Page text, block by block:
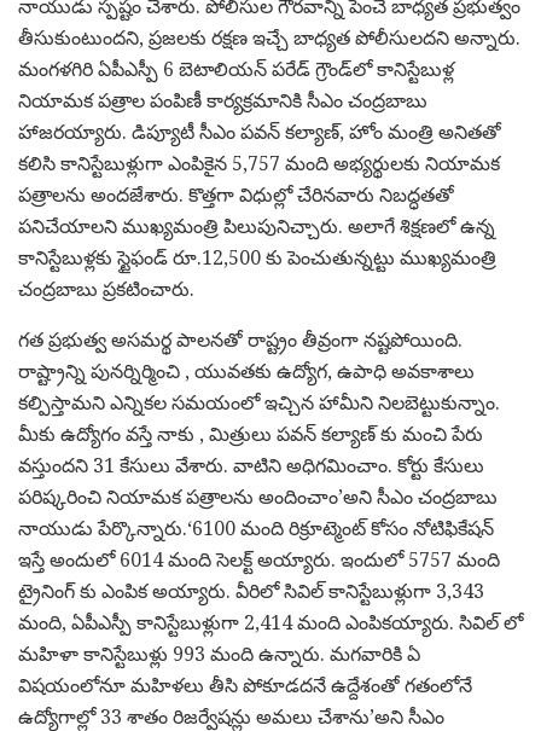
నాయుడు స్పష్టం చేశారు. పోలీసుల గౌరవాన్ని పెంచే బాధ్యత ప్రభుత్వం
తీసుకుంటుందని, ప్రజలకు రక్షణ ఇచ్చే బాధ్యత పోలీసులదని అన్నారు.
మంగళగిరి ఏపీఎస్పీ 6 బెటాలియన్ పరేడ్ గ్రౌండ్‌లో కానిస్టేబుళ్ల
నియామక పత్రాల పంపిణీ కార్యక్రమానికి సీఎం చంద్రబాబు
హాజరయ్యారు. డిప్యూటీ సీఎం పవన్ కల్యాణ్, హోం మంత్రి అనితతో
కలిసి కానిస్టేబుళ్లుగా ఎంపికైన 5,757 మంది అభ్యర్థులకు నియామక
పత్రాలను అందజేశారు. కొత్తగా విధుల్లో చేరినవారు నిబద్ధతతో
పనిచేయాలని ముఖ్యమంత్రి పిలుపునిచ్చారు. అలాగే శిక్షణలో ఉన్న
కానిస్టేబుళ్లకు స్టైఫండ్ రూ.12,500 కు పెంచుతున్నట్టు ముఖ్యమంత్రి
చంద్రబాబు ప్రకటించారు.
గత ప్రభుత్వ అసమర్థ పాలనతో రాష్ట్రం తీవ్రంగా నష్టపోయింది.
రాష్ట్రాన్ని పునర్నిర్మించి , యువతకు ఉద్యోగ, ఉపాధి అవకాశాలు
కల్పిస్తామని ఎన్నికల సమయంలో ఇచ్చిన హామీని నిలబెట్టుకున్నాం.
మీకు ఉద్యోగం వస్తే నాకు , మిత్రులు పవన్ కల్యాణ్ కు మంచి పేరు
వస్తుందని 31 కేసులు వేశారు. వాటిని అధిగమించాం. కోర్టు కేసులు
పరిష్కరించి నియామక పత్రాలను అందించాం’అని సీఎం చంద్రబాబు
నాయుడు పేర్కొన్నారు.‘6100 మంది రిక్రూట్మెంట్ కోసం నోటిఫికేషన్
ఇస్తే అందులో 6014 మంది సెలక్ట్ అయ్యారు. ఇందులో 5757 మంది
ట్రైనింగ్ కు ఎంపిక అయ్యారు. వీరిలో సివిల్ కానిస్టేబుళ్లుగా 3,343
మంది, ఏపీఎస్పీ కానిస్టేబుళ్లుగా 2,414 మంది ఎంపికయ్యారు. సివిల్ లో
మహిళా కానిస్టేబుళ్లు 993 మంది ఉన్నారు. మగవారికి ఏ
విషయంలోనూ మహిళలు తీసి పోకూడదనే ఉద్దేశంతో గతంలోనే
ఉద్యోగాల్లో 33 శాతం రిజర్వేషన్లు అమలు చేశాను’అని సీఎం